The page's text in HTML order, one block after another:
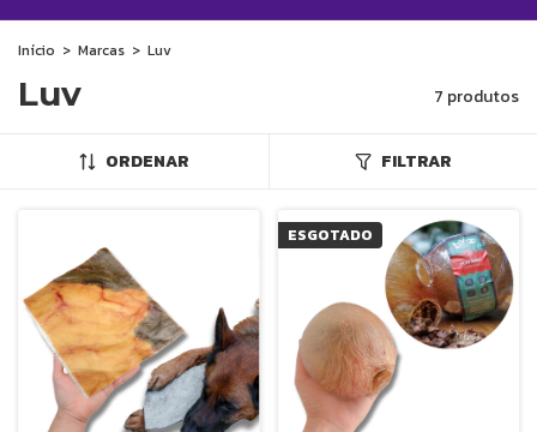
Início > Marcas > Luv
Luv 7 produtos
ORDENAR FILTRAR
ESGOTADO